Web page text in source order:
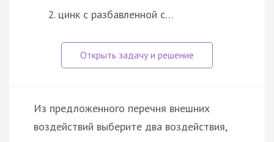
цинк с разбавленной с…
Из предложенного перечня внешних
воздействий выберите два воздействия,